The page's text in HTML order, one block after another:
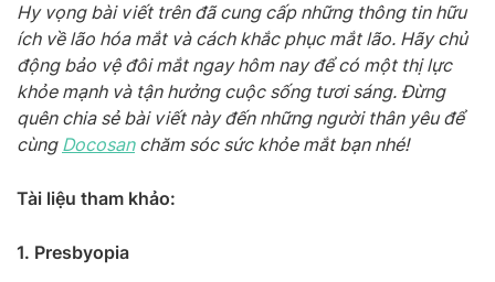
Hy vọng bài viết trên đã cung cấp những thông tin hữu
ích về lão hóa mắt và cách khắc phục mắt lão. Hãy chủ
động bảo vệ đôi mắt ngay hôm nay để có một thị lực
khỏe mạnh và tận hưởng cuộc sống tươi sáng. Đừng
quên chia sẻ bài viết này đến những người thân yêu để
cùng Docosanchăm sóc sức khỏe mắt bạn nhé!
Tài liệu tham khảo:
1. Presbyopia